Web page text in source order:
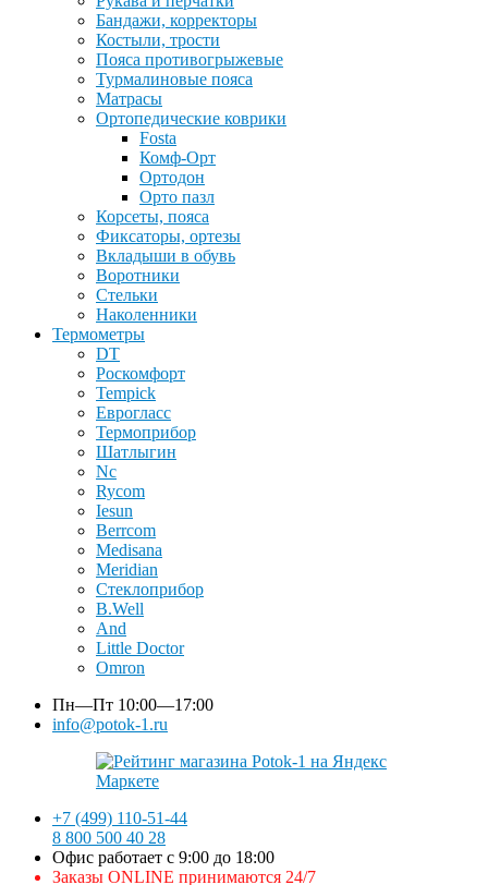
Бандажи, корректоры
Костыли, трости
Пояса противогрыжевые
Турмалиновые пояса
Матрасы
Ортопедические коврики
Fosta
Комф-Орт
Ортодон
Орто пазл
Корсеты, пояса
Фиксаторы, ортезы
Вкладыши в обувь
Воротники
Стельки
Наколенники
Термометры
DT
Роскомфорт
Tempick
Еврогласс
Термоприбор
Шатлыгин
Nc
Rycom
Iesun
Berrcom
Medisana
Meridian
Стеклоприбор
B.Well
And
Little Doctor
Omron
Пн—Пт 10:00—17:00
info@potok-1.ru
+7 (499) 110-51-44
8 800 500 40 28
Офис работает с 9:00 до 18:00
Заказы ONLINE принимаются 24/7